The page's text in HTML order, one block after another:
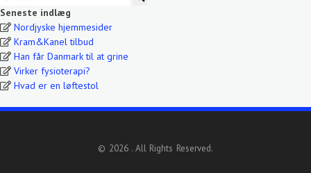
Seneste indlæg
Nordjyske hjemmesider
Kram&Kanel tilbud
Han får Danmark til at grine
Virker fysioterapi?
Hvad er en løftestol
© 2026 . All Rights Reserved.